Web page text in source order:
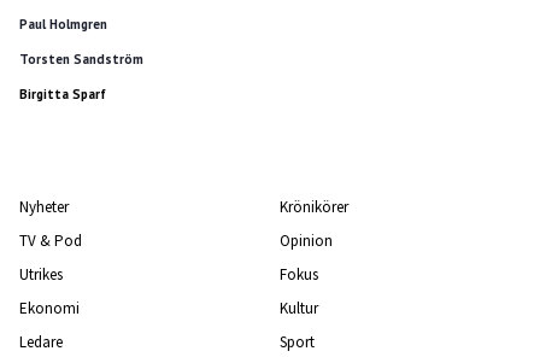
Paul Holmgren
Torsten Sandström
Birgitta Sparf
Nyheter
TV & Pod
Utrikes
Ekonomi
Ledare
Krönikörer
Opinion
Fokus
Kultur
Sport